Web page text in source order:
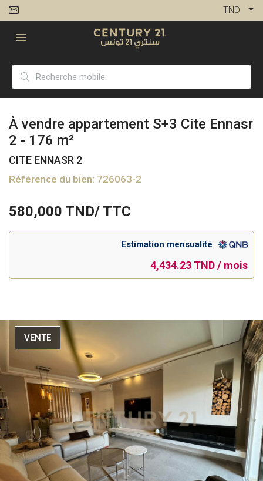
TND
À vendre appartement S+3 Cite Ennasr
2 - 176 m²
CITE ENNASR 2
Référence du bien: 726063-2
580,000 TND/ TTC
Estimation mensualité
4,434.23 TND / mois
VENTE